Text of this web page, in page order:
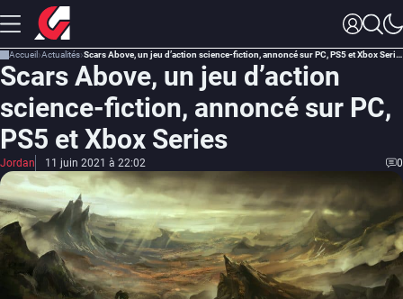
Accueil Actualités Scars Above, un jeu d’action science-fiction, annoncé sur PC, PS5 et Xbox Series
Scars Above, un jeu d’action
science-fiction, annoncé sur PC,
PS5 et Xbox Series
Jordan 11 juin 2021 à 22:02 0